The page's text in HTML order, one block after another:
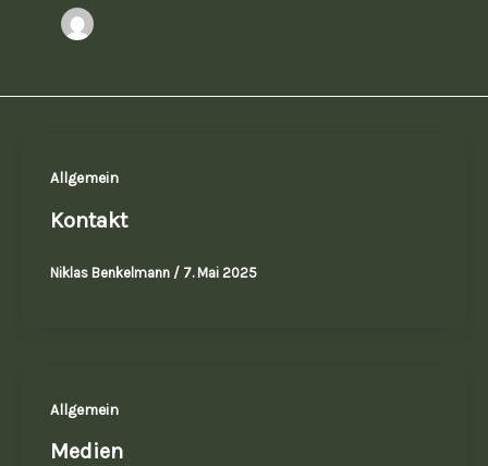
Allgemein
Kontakt
Niklas Benkelmann / 7. Mai 2025
Allgemein
Medien